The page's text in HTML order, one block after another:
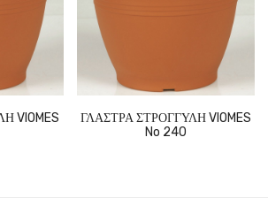
VIOMES
ΓΛΑΣΤΡΑ ΣΤΡΟΓΓΥΛΗ VIOMES
No 240